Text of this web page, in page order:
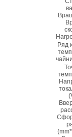
Ряд